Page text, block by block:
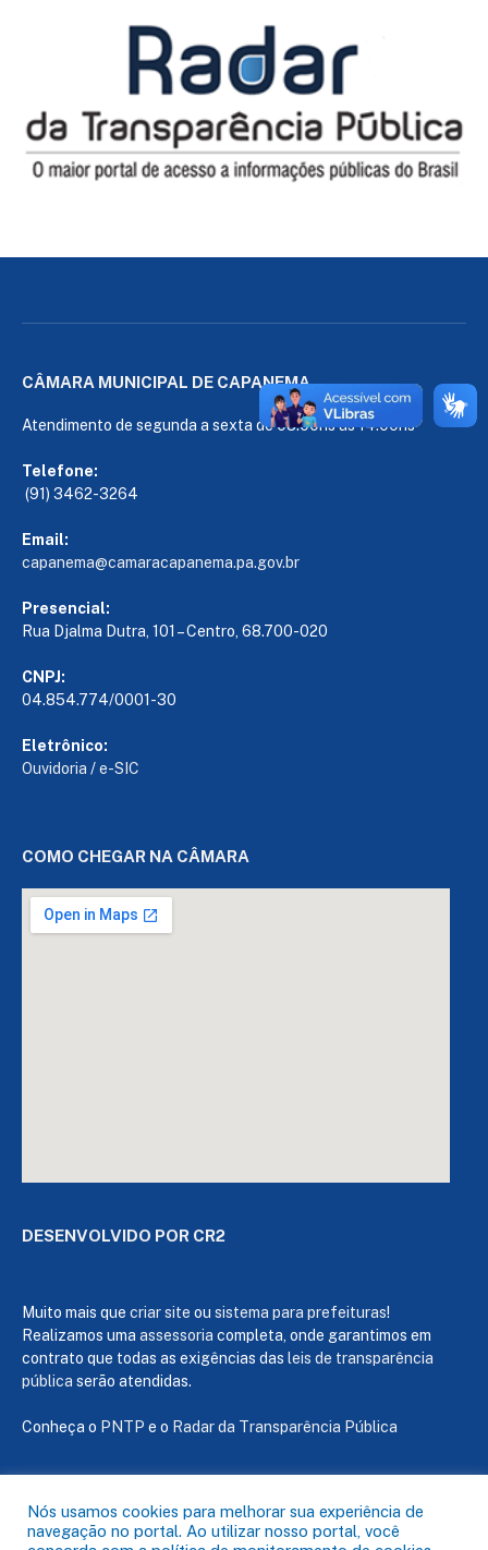
CÂMARA MUNICIPAL DE CAPANEMA
Atendimento de segunda a sexta de 08:00hs às 14:00hs
Telefone:
(91) 3462-3264
Email:
capanema@camaracapanema.pa.gov.br
Presencial:
Rua Djalma Dutra, 101 – Centro, 68.700-020
CNPJ:
04.854.774/0001-30
Eletrônico:
Ouvidoria /e-SIC
COMO CHEGAR NA CÂMARA
DESENVOLVIDO POR CR2
Muito mais que criar site ou sistema para prefeituras!
Realizamos uma assessoria completa, onde garantimos em
contrato que todas as exigências das leis de transparência
pública serão atendidas.
Conheça o PNTP e o Radar da Transparência Pública
Todos os direitos reservados a Câmara de Capanema
Nós usamos cookies para melhorar sua experiência de
navegação no portal. Ao utilizar nosso portal, você